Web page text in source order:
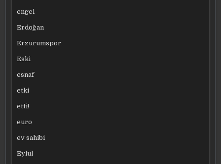
engel
Erdoğan
Erzurumspor
Eski
esnaf
etki
etti!
euro
ev sahibi
Eylül